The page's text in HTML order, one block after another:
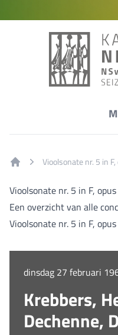
Vioolsonate nr. 5 in
Vioolsonate nr. 5 in F,
Een overzicht van alle
Vioolsonate nr. 5 in F,
dinsdag 27 februari
Krebbers,
Dechenne,